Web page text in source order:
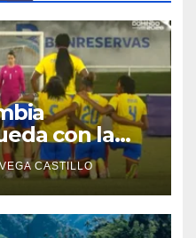
con la
derrota ante
y del
CASTILLO